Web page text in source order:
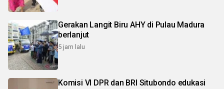
Gerakan Langit Biru AHY di Pulau Madura
berlanjut
5 jam lalu
Komisi VI DPR dan BRI Situbondo edukasi